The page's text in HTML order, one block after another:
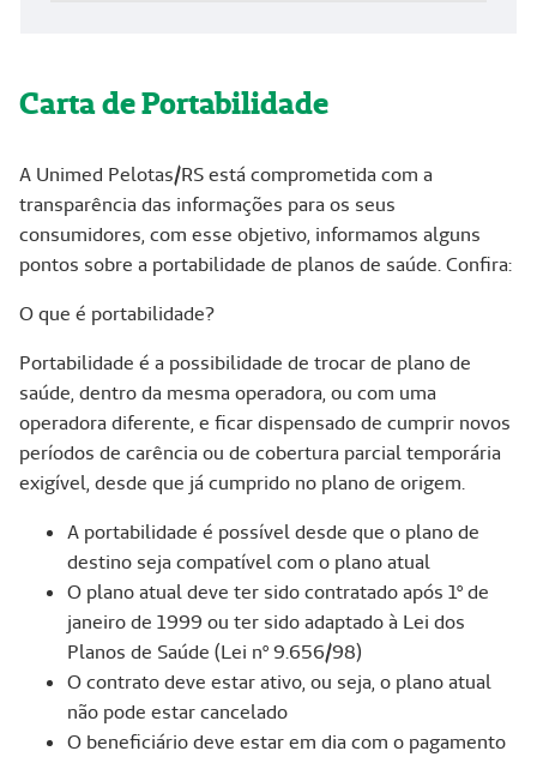
Carta de Portabilidade
A Unimed Pelotas/RS está comprometida com a
transparência das informações para os seus
consumidores, com esse objetivo, informamos alguns
pontos sobre a portabilidade de planos de saúde. Confira:
O que é portabilidade?
Portabilidade é a possibilidade de trocar de plano de
saúde, dentro da mesma operadora, ou com uma
operadora diferente, e ficar dispensado de cumprir novos
períodos de carência ou de cobertura parcial temporária
exigível, desde que já cumprido no plano de origem.
A portabilidade é possível desde que o plano de
destino seja compatível com o plano atual
O plano atual deve ter sido contratado após 1º de
janeiro de 1999 ou ter sido adaptado à Lei dos
Planos de Saúde (Lei nº 9.656/98)
O contrato deve estar ativo, ou seja, o plano atual
não pode estar cancelado
O beneficiário deve estar em dia com o pagamento